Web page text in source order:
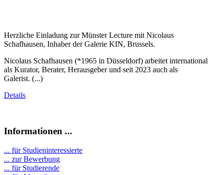
Herzliche Einladung zur Münster Lecture mit Nicolaus
Schafhausen, Inhaber der Galerie KIN, Brussels.
Nicolaus Schafhausen (*1965 in Düsseldorf) arbeitet international
als Kurator, Berater, Herausgeber und seit 2023 auch als
Galerist. (...)
Details
Informationen ...
... für Studieninteressierte
... zur Bewerbung
... für Studierende